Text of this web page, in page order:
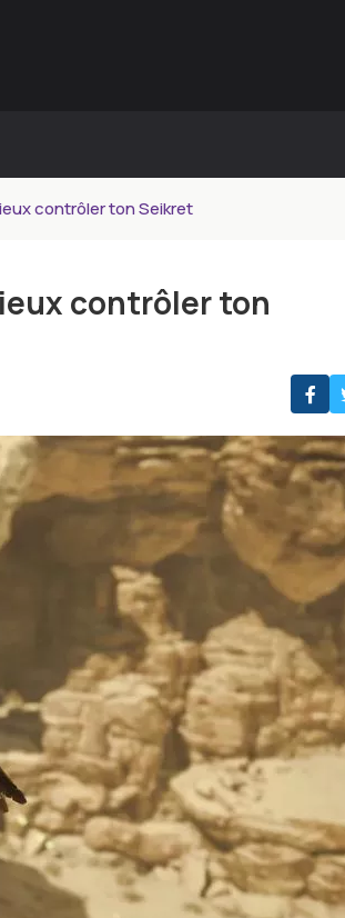
contrôler ton Seikret
contrôler ton